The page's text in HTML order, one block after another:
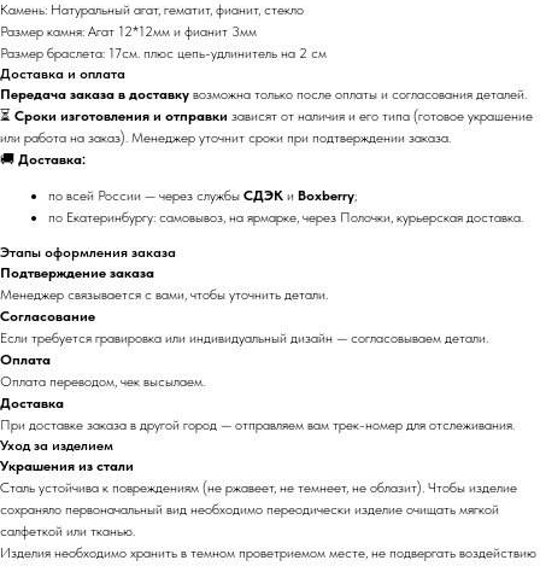
Камень: Натуральный агат, гематит, фианит, стекло
Размер камня: Агат 12*12мм и фианит 3мм
Размер браслета: 17см. плюс цепь-удлинитель на 2 см
Доставка и оплата
Передача заказа в доставку возможна только после оплаты и согласования деталей.
⏳ Сроки изготовления и отправки зависят от наличия и его типа (готовое украшение
или работа на заказ). Менеджер уточнит сроки при подтверждении заказа.
🚚 Доставка:
по всей России — через службы СДЭК и Boxberry;
по Екатеринбургу: самовывоз, на ярмарке, через Полочки, курьерская доставка.
Этапы оформления заказа
Подтверждение заказа
Менеджер связывается с вами, чтобы уточнить детали.
Согласование
Если требуется гравировка или индивидуальный дизайн — согласовываем детали.
Оплата
Оплата переводом, чек высылаем.
Доставка
При доставке заказа в другой город — отправляем вам трек-номер для отслеживания.
Уход за изделием
Украшения из стали
Сталь устойчива к повреждениям (не ржавеет, не темнеет, не облазит). Чтобы изделие
сохраняло первоначальный вид необходимо переодически изделие очищать мягкой
салфеткой или тканью.
Изделия необходимо хранить в темном проветриемом месте, не подвергать воздействию